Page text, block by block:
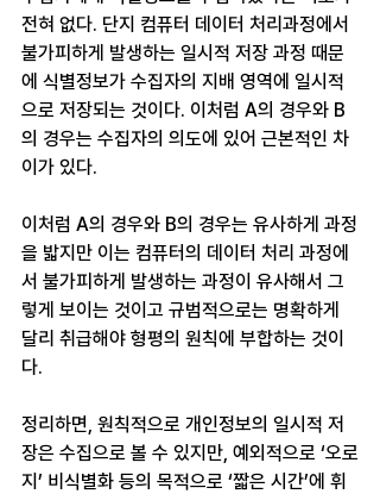
전혀 없다. 단지 컴퓨터 데이터 처리과정에서
불가피하게 발생하는 일시적 저장 과정 때문
에 식별정보가 수집자의 지배 영역에 일시적
으로 저장되는 것이다. 이처럼 A의 경우와 B
의 경우는 수집자의 의도에 있어 근본적인 차
이가 있다.
이처럼 A의 경우와 B의 경우는 유사하게 과정
을 밟지만 이는 컴퓨터의 데이터 처리 과정에
서 불가피하게 발생하는 과정이 유사해서 그
렇게 보이는 것이고 규범적으로는 명확하게
달리 취급해야 형평의 원칙에 부합하는 것이
다.
정리하면, 원칙적으로 개인정보의 일시적 저
장은 수집으로 볼 수 있지만, 예외적으로 ‘오로
지’ 비식별화 등의 목적으로 ‘짧은 시간’에 휘